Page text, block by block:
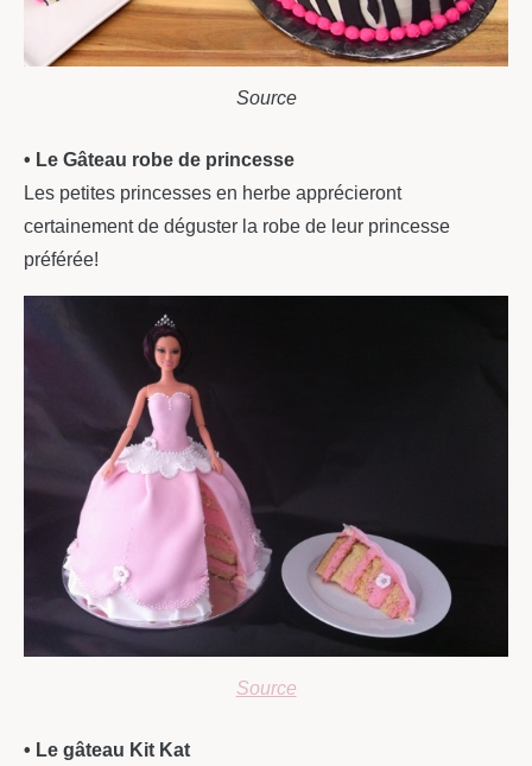
Source
• Le Gâteau robe de princesse
Les petites princesses en herbe apprécieront
certainement de déguster la robe de leur princesse
préférée!
Source
• Le gâteau Kit Kat